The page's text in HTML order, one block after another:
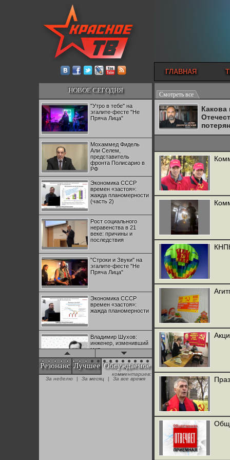
ГЛАВНАЯ
НОВОЕ СЕГОДНЯ
"Утро в тебе" на
эгалите-фесте "Не
Пряча Лица"
Мохаммед Фидель
Али Селем,
представитель
фронта Полисарио в
РФ
Экономика СССР
времен «застоя»:
жажда планомерности
(часть 2)
Рост социального
неравенства в 21
веке: причины и
последствия
"Строки и Звуки" на
эгалите-фесте "Не
Пряча Лица"
Экономика СССР
времен «застоя»:
жажда планомерности
Владимир Шухов:
инженер, изменивший
мир
"Аркадий Коц" на
эгалите-фесте "Не
Резонанс Лучшее Обсуждаемое
комментариев:
За неделю
| За месяц | За все время
Смотреть все